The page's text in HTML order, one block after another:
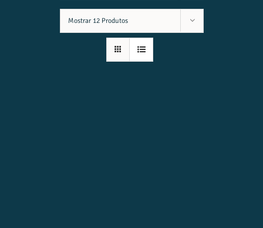
Mostrar 12 Produtos